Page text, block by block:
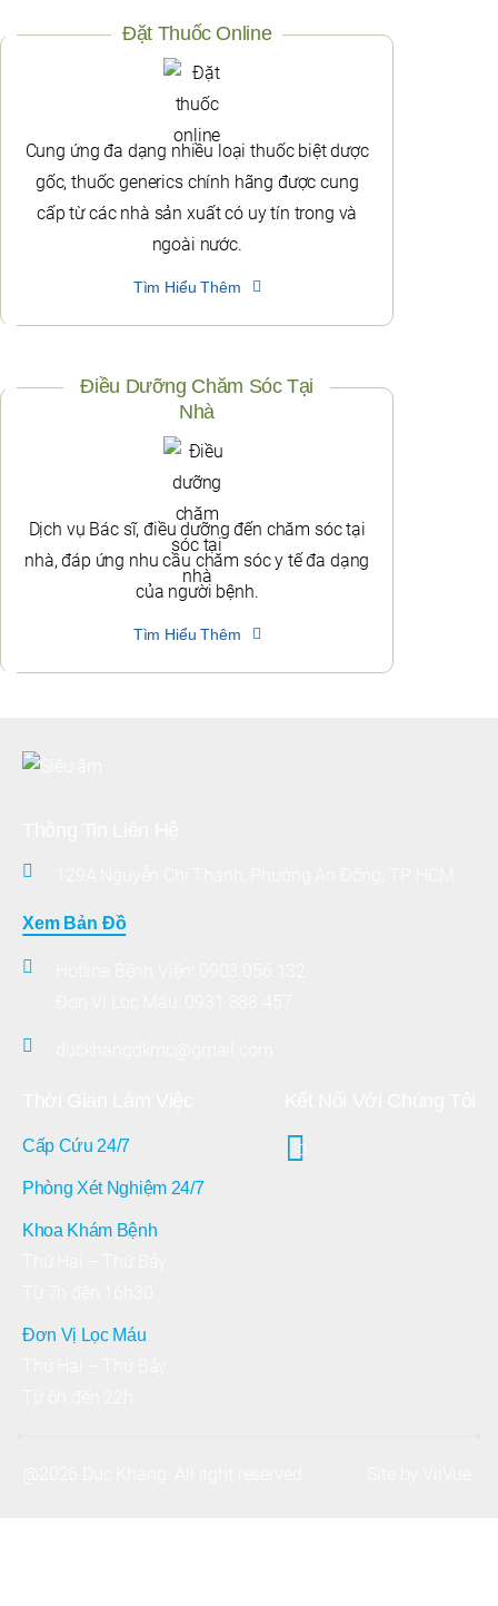
Đặt Thuốc Online
Cung ứng đa dạng nhiều loại thuốc biệt dược
gốc, thuốc generics chính hãng được cung
cấp từ các nhà sản xuất có uy tín trong và
ngoài nước.
Tìm Hiểu Thêm
Điều Dưỡng Chăm Sóc Tại
Nhà
Dịch vụ Bác sĩ, điều dưỡng đến chăm sóc tại
nhà, đáp ứng nhu cầu chăm sóc y tế đa dạng
của người bệnh.
Tìm Hiểu Thêm
Xem Bản Đồ
Cấp Cứu 24/7
Phòng Xét Nghiệm 24/7
Khoa Khám Bệnh
Đơn Vị Lọc Máu